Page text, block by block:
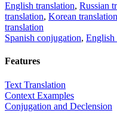
English translation, Russian
translation, Korean translation
translation
Spanish conjugation, English
Features
Text Translation
Context Examples
Conjugation and Declension